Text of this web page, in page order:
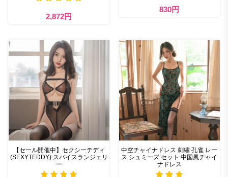
2,872円
830円
【セール開催中】セクシーテディ
(SEXYTEDDY) スパイスランジェリ
ー
中空チャイナドレス 刺繍 孔雀 レー
ス シュミーズ セット 中国風チャイ
ナドレス